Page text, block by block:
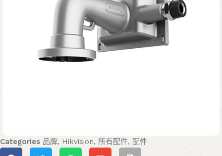
Categories 品牌, Hikvision, 所有配件,配件